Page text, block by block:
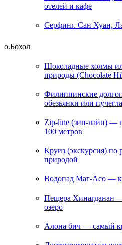
отелей и кафе
Серфинг. Сан Хуан,
о.Бохол
Шоколадные холмы
природы (Chocolate
Филиппинские
обезьянки или
Zip-line (зип-лайн) —
100 метров
Круиз (экскурсия)
природой
Водопад Маг-Асо —
Пещера Хинагданан
озеро
Алона бич — самый